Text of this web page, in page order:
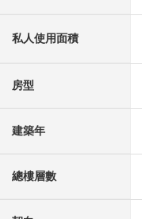
私人使用面積
房型
建築年
總樓層數